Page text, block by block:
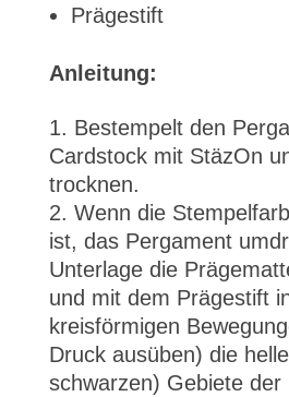
Prägestift
Anleitung:
Bestempelt den
Cardstock mit StäzOn
trocknen.
Wenn die
ist, das Pergament
Unterlage die
und mit dem Prägestift
kreisförmigen
Druck ausüben) die
schwarzen) Gebiete der